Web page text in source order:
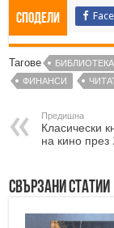
Сподели
Тагове
ФИНАНСИ
Предишна
Класически
на кино през
Свързани статии